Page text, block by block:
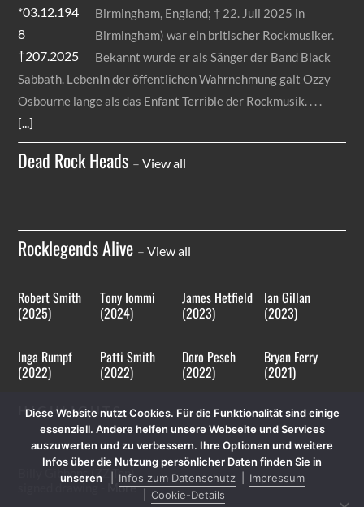
Birmingham, England; † 22. Juli 2025 in
Birmingham) war ein britischer Rockmusiker.
Bekannt wurde er als Sänger der Band Black
Sabbath. LebenIn der öffentlichen Wahrnehmung galt Ozzy
Osbourne lange als das Enfant Terrible der Rockmusik.
[...]
Dead Rock Heads –View all
Rocklegends Alive –View all
Robert Smith
(2025)
Tony Iommi
(2024)
James Hetfield
(2023)
Ian Gillan
(2023)
Inga Rumpf
(2022)
Patti Smith
(2022)
Doro Pesch
(2022)
Bryan Ferry
(2021)
HIGHLIGHTS
Billy Gibbons (ZZ Top)
More
Diese Website nutzt Cookies. Für die Funktionalität sind einige
essenziell. Andere helfen unsere Webseite und Services
auszuwerten und zu verbessern. Ihre Optionen und weitere
Infos über die Nutzung persönlicher Daten finden Sie in
unseren
Infos zum Datenschutz
Impressum
Cookie-Details